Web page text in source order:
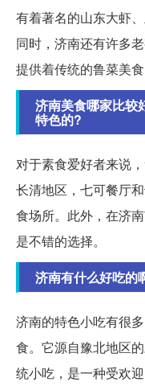
有着著名的山东大虾
同时，济南还有许多
提供着传统的鲁菜美食
济南美食哪家比较
特色的?
对于素食爱好者来说
长清地区，七可餐厅
食场所。此外，在济
是不错的选择。
济南有什么好吃的
济南的特色小吃有很
食。它源自豫北地区
统小吃，是一种受欢